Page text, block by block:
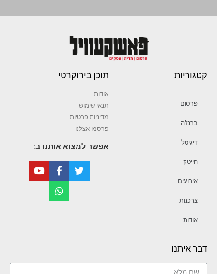
קטגוריות
פרסום
ברנז’ה
דיגיטל
הייטק
אירועים
צרכנות
אודות
תוכן בירוקרטי
אודות
תנאי שימוש
מדיניות פרטיות
פרסמו אצלנו
אפשר למצוא אותנו ב:
דבר איתנו